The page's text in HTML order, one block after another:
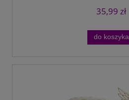
35,99 zł
do koszyka